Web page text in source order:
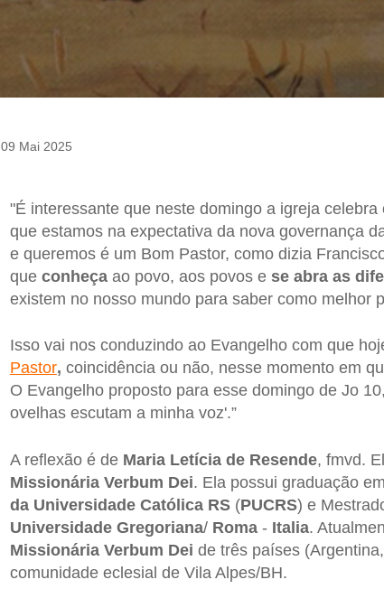
09 Mai 2025
"É interessante que neste domingo a igreja celebra
que estamos na expectativa da nova governança
e queremos é um Bom Pastor, como dizia
que conheçaao povo, aos povos e se abra as
existem no nosso mundo para saber como melhor
Isso vai nos conduzindo ao Evangelho com que
Pastor, coincidência ou não, nesse momento em
O Evangelho proposto para esse domingo de Jo
ovelhas escutam a minha voz'.”
A reflexão é de Maria Letícia de Resende, fmvd.
Missionária Verbum Dei. Ela possui graduação
da Universidade Católica RS (PUCRS) e
Universidade Gregoriana/Roma -Italia.
Missionária Verbum Dei de três países
comunidade eclesial de Vila Alpes/BH.